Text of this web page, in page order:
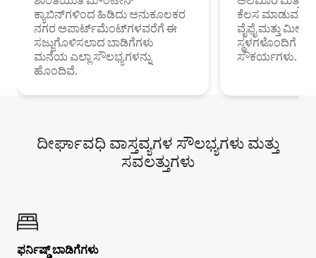
ಕ್ಯಾಬಿನ್‌ಗಳಿಂದ ಹಿಡಿದು ಅನುಕೂಲಕರ
ನಗರ ಅಪಾರ್ಟ್‌ಮೆಂಟ್‌ಗಳವರೆಗೆ ಈ
ಸಜ್ಜುಗೊಳಿಸಲಾದ ಬಾಡಿಗೆಗಳು
ಮನೆಯ ಎಲ್ಲಾ ಸೌಲಭ್ಯಗಳನ್ನು
ಹೊಂದಿವೆ.
ಕೆಲಸ ಮಾಡುವ
ವೈಫೈ ಮತ್ತು
ಸ್ಥಳಗಳೊಂದಿಗೆ
ಸೌಕರ್ಯಗಳು.
ದೀರ್ಘಾವಧಿ ವಾಸ್ತವ್ಯಗಳ ಸೌಲಭ್ಯಗಳು ಮತ್ತು
ಸವಲತ್ತುಗಳು
ಫರ್ನಿಷ್ಡ್ ಬಾಡಿಗೆಗಳು